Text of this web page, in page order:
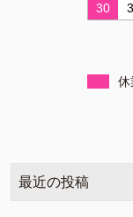
30
休
最近の投稿